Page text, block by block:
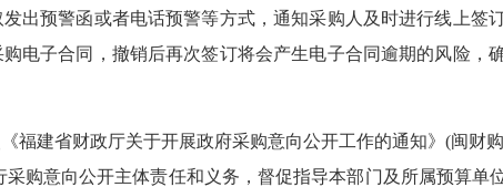
出预警函或者电话预警等方式，通知采购人及时进行线上签
电子合同，撤销后再次签订将会产生电子合同逾期的风险，
福建省财政厅关于开展政府采购意向公开工作的通知》(闽财
购意向公开主体责任和义务，督促指导本部门及所属预算单